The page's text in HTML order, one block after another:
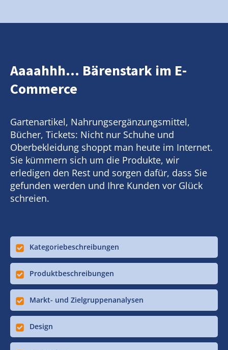
Aaaahhh... Bärenstark im E-
Commerce
Gartenartikel, Nahrungsergänzungsmittel,
Bücher, Tickets: Nicht nur Schuhe und
Oberbekleidung shoppt man heute im Internet.
Sie kümmern sich um die Produkte, wir
erledigen den Rest und sorgen dafür, dass Sie
gefunden werden und Ihre Kunden vor Glück
schreien.
Kategoriebeschreibungen
Produktbeschreibungen
Markt- und Zielgruppenanalysen
Design